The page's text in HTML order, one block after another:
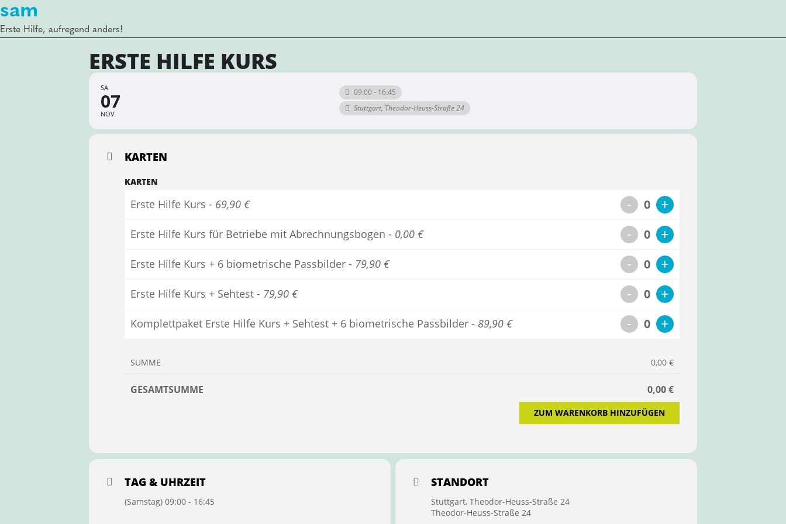
sam
Erste Hilfe, aufregend anders!
ERSTE HILFE KURS
SA
07
NOV
09:00 - 16:45
Stuttgart, Theodor-Heuss-Straße 24
KARTEN
KARTEN
Erste Hilfe Kurs - 69,90 € - 0 +
Erste Hilfe Kurs für Betriebe mit Abrechnungsbogen - 0,00 € - 0 +
Erste Hilfe Kurs + 6 biometrische Passbilder - 79,90 € - 0 +
Erste Hilfe Kurs + Sehtest - 79,90 € - 0 +
Komplettpaket Erste Hilfe Kurs + Sehtest + 6 biometrische Passbilder - 89,90 € - 0 +
SUMME 0,00 €
GESAMTSUMME 0,00 €
ZUM WARENKORB HINZUFÜGEN
TAG & UHRZEIT
(Samstag) 09:00 - 16:45
STANDORT
Stuttgart, Theodor-Heuss-Straße 24
Theodor-Heuss-Straße 24